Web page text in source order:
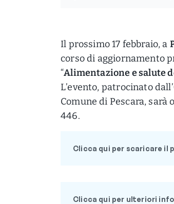
Il prossimo 17 febbraio, a
corso di aggiornamento
“Alimentazione e salute
L’evento, patrocinato dall’
Comune di Pescara, sarà
446.
Clicca qui per scaricare il
Clicca qui per ulteriori